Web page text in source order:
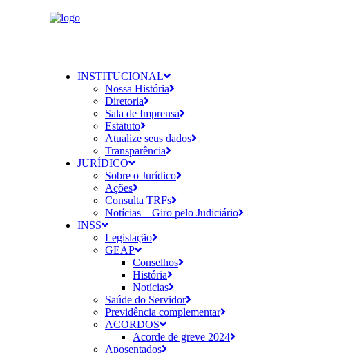
INSTITUCIONAL
Nossa História
Diretoria
Sala de Imprensa
Estatuto
Atualize seus dados
Transparência
JURÍDICO
Sobre o Jurídico
Ações
Consulta TRFs
Notícias – Giro pelo Judiciário
INSS
Legislação
GEAP
Conselhos
História
Notícias
Saúde do Servidor
Previdência complementar
ACORDOS
Acorde de greve 2024
Aposentados